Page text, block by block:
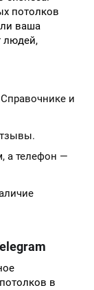
потолков
ваша
людей,
и
а телефон —
в